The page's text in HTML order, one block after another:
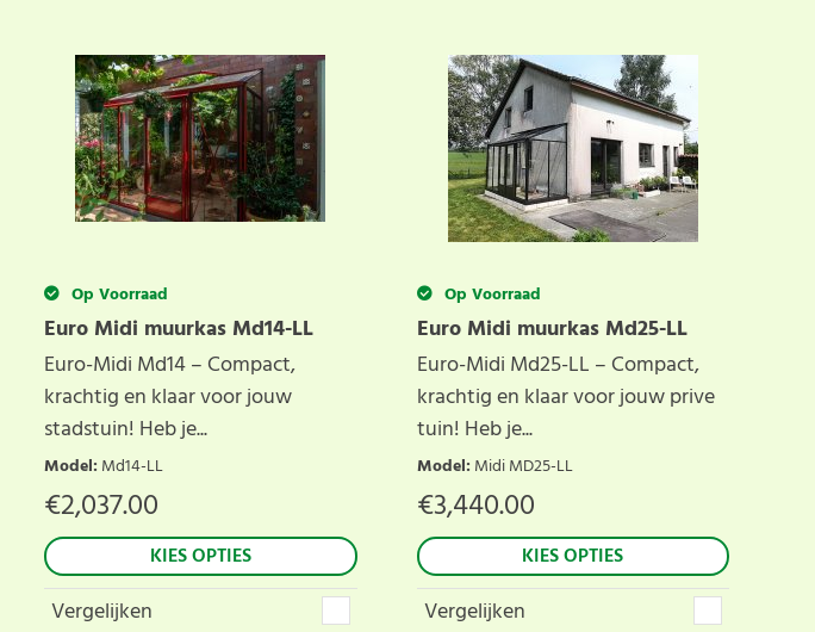
Op Voorraad
Euro Midi muurkas Md14-LL
Euro-Midi Md14 – Compact,
krachtig en klaar voor jouw
stadstuin! Heb je...
Model: Md14-LL
€2,037.00
KIES OPTIES
Vergelijken
Op Voorraad
Euro Midi muurkas Md25-LL
Euro-Midi Md25-LL – Compact,
krachtig en klaar voor jouw prive
tuin! Heb je...
Model: Midi MD25-LL
€3,440.00
KIES OPTIES
Vergelijken